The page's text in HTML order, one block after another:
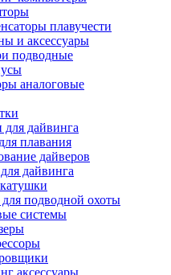
плавучести
и аксессуары
подводные
аналоговые
дайвинга
плавания
дайверов
дайвинга
подводной охоты
системы
аксессуары